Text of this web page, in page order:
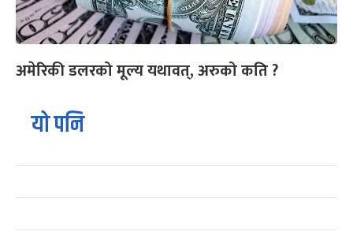
अमेरिकी डलरको मूल्य यथावत्, अरुको कति ?
यो पनि